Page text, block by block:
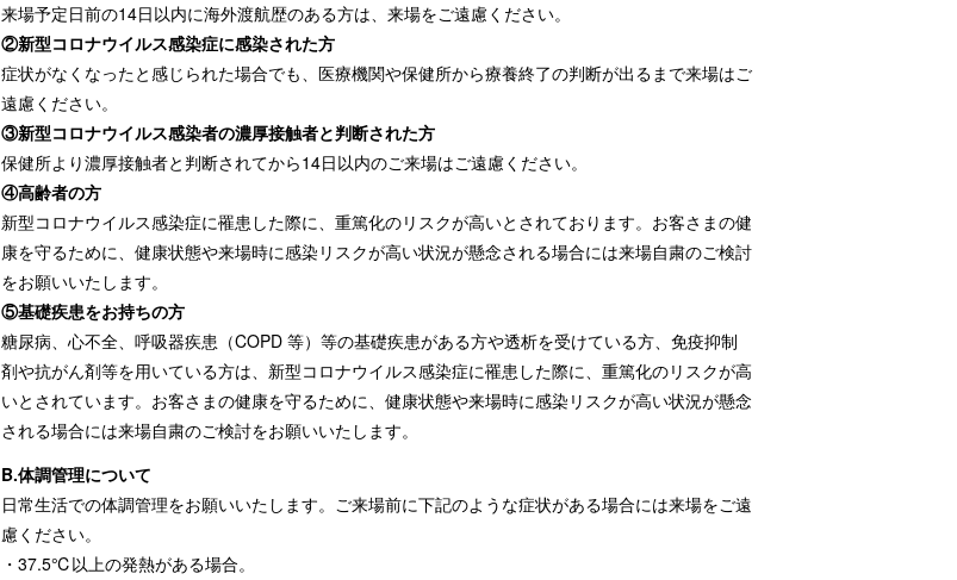
来場予定日前の14日以内に海外渡航歴のある方は、来場をご遠慮ください。
②新型コロナウイルス感染症に感染された方
症状がなくなったと感じられた場合でも、医療機関や保健所から療養終了の判断が出るまで来場はご
遠慮ください。
③新型コロナウイルス感染者の濃厚接触者と判断された方
保健所より濃厚接触者と判断されてから14日以内のご来場はご遠慮ください。
④高齢者の方
新型コロナウイルス感染症に罹患した際に、重篤化のリスクが高いとされております。お客さまの健
康を守るために、健康状態や来場時に感染リスクが高い状況が懸念される場合には来場自粛のご検討
をお願いいたします。
⑤基礎疾患をお持ちの方
糖尿病、心不全、呼吸器疾患（COPD 等）等の基礎疾患がある方や透析を受けている方、免疫抑制
剤や抗がん剤等を用いている方は、新型コロナウイルス感染症に罹患した際に、重篤化のリスクが高
いとされています。お客さまの健康を守るために、健康状態や来場時に感染リスクが高い状況が懸念
される場合には来場自粛のご検討をお願いいたします。
B.体調管理について
日常生活での体調管理をお願いいたします。ご来場前に下記のような症状がある場合には来場をご遠
慮ください。
・37.5℃以上の発熱がある場合。